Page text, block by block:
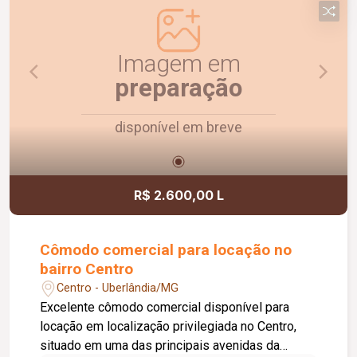
Agende uma visita e conheça!
Imagem em
preparação
disponível em breve
R$ 2.600,00 L
Cômodo comercial para locação no
bairro Centro
Centro - Uberlândia/MG
Excelente cômodo comercial disponível para
locação em localização privilegiada no Centro,
situado em uma das principais avenidas da